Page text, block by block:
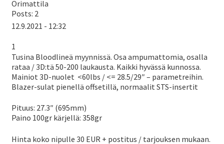
Orimattila
Posts: 2
12.9.2021 - 12:32
1
Tusina Bloodlineä myynnissä. Osa ampumattomia, osalla
rataa / 3D:tä 50-200 laukausta. Kaikki hyvässä kunnossa.
Mainiot 3D-nuolet <60lbs / <= 28.5/29″ – parametreihin.
Blazer-sulat pienellä offsetillä, normaalit STS-insertit
Pituus: 27.3″ (695mm)
Paino 100gr kärjellä: 358gr
Hinta koko nipulle 30 EUR + postitus / tarjouksen mukaan.